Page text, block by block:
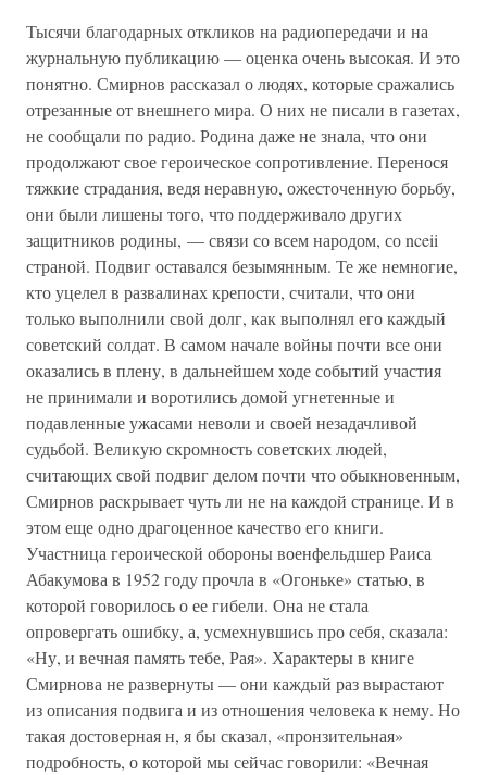
Тысячи благодарных откликов на радиопередачи и на
журнальную публикацию — оценка очень высокая. И это
понятно. Смирнов рассказал о людях, которые сражались
отрезанные от внешнего мира. О них не писали в газетах,
не сообщали по радио. Родина даже не знала, что они
продолжают свое героическое сопротивление. Перенося
тяжкие страдания, ведя неравную, ожесточенную борьбу,
они были лишены того, что поддерживало других
защитников родины, — связи со всем народом, со nceii
страной. Подвиг оставался безымянным. Те же немногие,
кто уцелел в развалинах крепости, считали, что они
только выполнили свой долг, как выполнял его каждый
советский солдат. В самом начале войны почти все они
оказались в плену, в дальнейшем ходе событий участия
не принимали и воротились домой угнетенные и
подавленные ужасами неволи и своей незадачливой
судьбой. Великую скромность советских людей,
считающих свой подвиг делом почти что обыкновенным,
Смирнов раскрывает чуть ли не на каждой странице. И в
этом еще одно драгоценное качество его книги.
Участница героической обороны военфельдшер Раиса
Абакумова в 1952 году прочла в «Огоньке» статью, в
которой говорилось о ее гибели. Она не стала
опровергать ошибку, а, усмехнувшись про себя, сказала:
«Ну, и вечная память тебе, Рая». Характеры в книге
Смирнова не развернуты — они каждый раз вырастают
из описания подвига и из отношения человека к нему. Но
такая достоверная н, я бы сказал, «пронзительная»
подробность, о которой мы сейчас говорили: «Вечная